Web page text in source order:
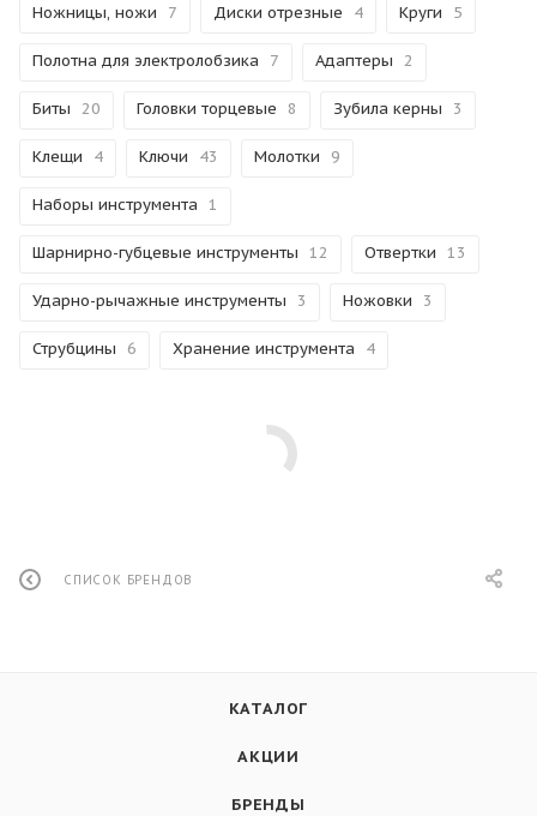
Ножницы, ножи 7 Диски отрезные 4 Круги 5
Полотна для электролобзика 7 Адаптеры 2
Биты 20 Головки торцевые 8 Зубила керны 3
Клещи 4 Ключи 43 Молотки 9
Наборы инструмента 1
Шарнирно-губцевые инструменты 12 Отвертки 13
Ударно-рычажные инструменты 3 Ножовки 3
Струбцины 6 Хранение инструмента 4
СПИСОК БРЕНДОВ
КАТАЛОГ
АКЦИИ
БРЕНДЫ